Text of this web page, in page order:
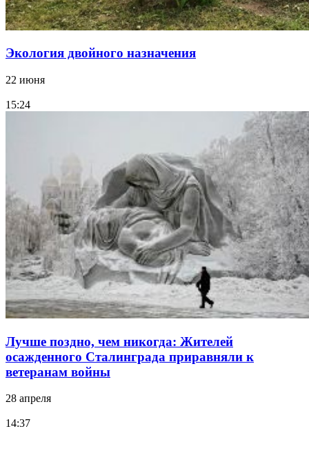
Экология двойного назначения
22 июня
15:24
Лучше поздно, чем никогда: Жителей
осажденного Сталинграда приравняли к
ветеранам войны
28 апреля
14:37